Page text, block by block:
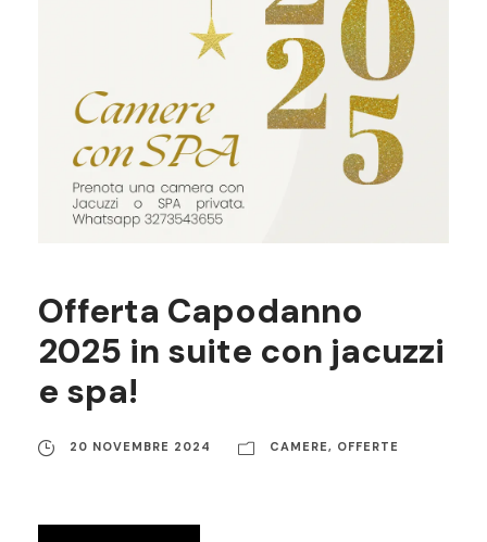
Offerta Capodanno
2025 in suite con jacuzzi
e spa!
20 NOVEMBRE 2024 CAMERE, OFFERTE